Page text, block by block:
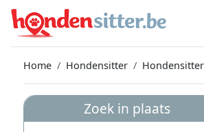
Home Hondensitter
Zoek in plaats